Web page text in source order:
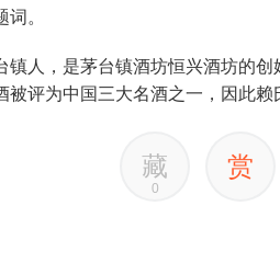
。
镇人，是茅台镇酒坊恒兴酒坊的
评为中国三大名酒之一，因此赖
藏
0
赏